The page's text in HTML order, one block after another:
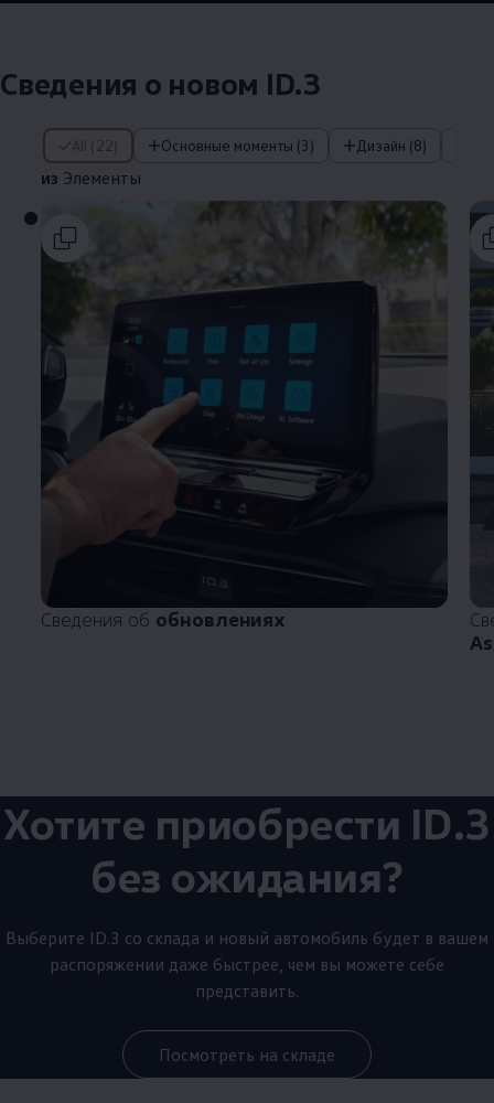
Сведения о новом ID.3
All (22) Основные моменты (3) Дизайн (8)
из Элементы
из Элементы
Сведения об обновлениях
Хотите приобрести ID.3
без ожидания?
Выберите ID.3 со склада и новый автомобиль будет в вашем
распоряжении даже быстрее, чем вы можете себе
представить.
Посмотреть на складе